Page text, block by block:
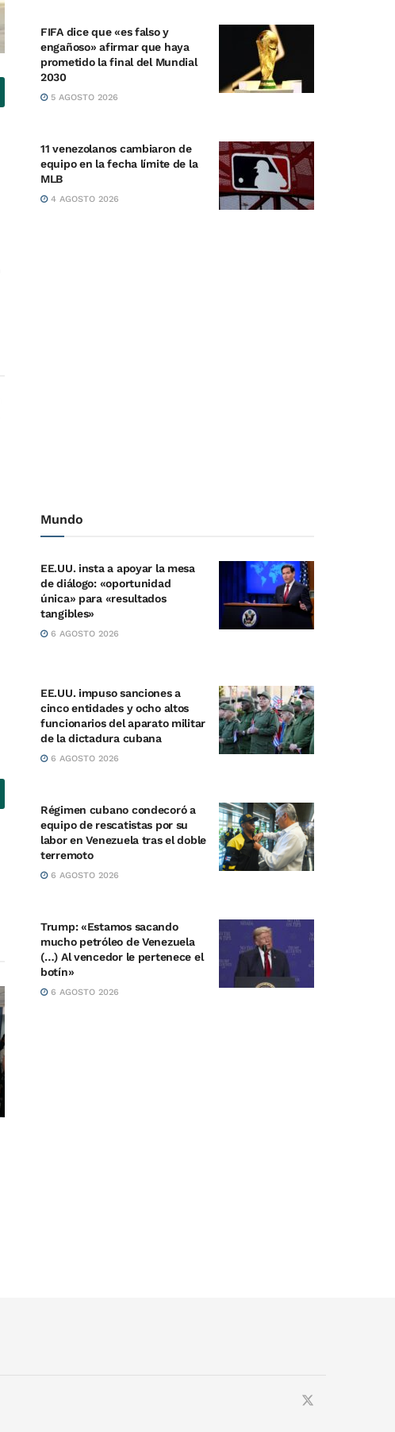
FIFA dice que «es falso y
engañoso» afirmar que haya
prometido la final del Mundial
2030
5 AGOSTO 2026
11 venezolanos cambiaron de
equipo en la fecha límite de la
MLB
4 AGOSTO 2026
Mundo
EE.UU. insta a apoyar la mesa
de diálogo: «oportunidad
única» para «resultados
tangibles»
6 AGOSTO 2026
EE.UU. impuso sanciones a
cinco entidades y ocho altos
funcionarios del aparato militar
de la dictadura cubana
6 AGOSTO 2026
Régimen cubano condecoró a
equipo de rescatistas por su
labor en Venezuela tras el doble
terremoto
6 AGOSTO 2026
Trump: «Estamos sacando
mucho petróleo de Venezuela
(…) Al vencedor le pertenece el
botín»
6 AGOSTO 2026